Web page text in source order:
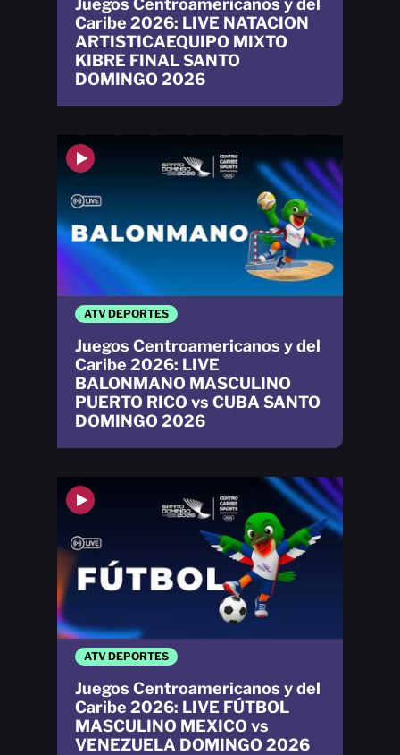
ATV DEPORTES
Juegos Centroamericanos y del
Caribe 2026: LIVE FÚTBOL
MASCULINO MEXICO vs
VENEZUELA DOMINGO 2026
ATV DEPORTES
Juegos Centroamericanos y del
Caribe 2026: LIVE
BALONMANO MASCULINO
PUERTO RICO vs CUBA SANTO
DOMINGO 2026
Juegos Centroamericanos y del
Caribe 2026: LIVE NATACION
ARTISTICAEQUIPO MIXTO
KIBRE FINAL SANTO
DOMINGO 2026